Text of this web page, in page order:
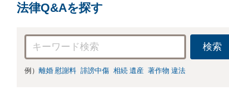
法律Q&Aを探す
検索
例） 離婚 慰謝料 誹謗中傷 相続 遺産 著作物 違法